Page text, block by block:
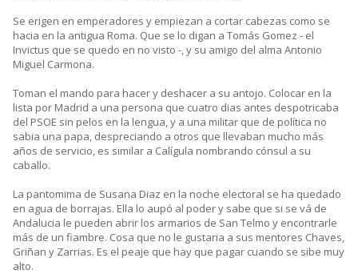
Se erigen en emperadores y empiezan a cortar cabezas como se
hacia en la antigua Roma. Que se lo digan a Tomás Gomez - el
Invictus que se quedo en no visto -, y su amigo del alma Antonio
Miguel Carmona.
Toman el mando para hacer y deshacer a su antojo. Colocar en la
lista por Madrid a una persona que cuatro dias antes despotricaba
del PSOE sin pelos en la lengua, y a una militar que de política no
sabia una papa, despreciando a otros que llevaban mucho más
años de servicio, es similar a Calígula nombrando cónsul a su
caballo.
La pantomima de Susana Diaz en la noche electoral se ha quedado
en agua de borrajas. Ella lo aupó al poder y sabe que si se vá de
Andalucia le pueden abrir los armarios de San Telmo y encontrarle
más de un fiambre. Cosa que no le gustaria a sus mentores Chaves,
Griñan y Zarrias. Es el peaje que hay que pagar cuando se sibe muy
alto.